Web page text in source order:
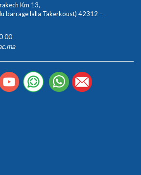
Km 13,
barrage lalla Takerkoust) 42312 –
00